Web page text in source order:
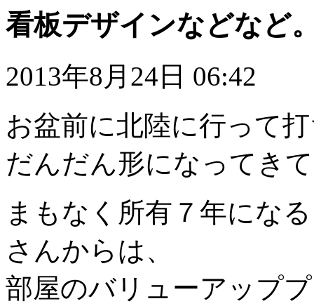
看板デザインなどなど
2013年8月24日 06:42
お盆前に北陸に行って
だんだん形になってき
まもなく所有７年にな
さんからは、
部屋のバリューアップ